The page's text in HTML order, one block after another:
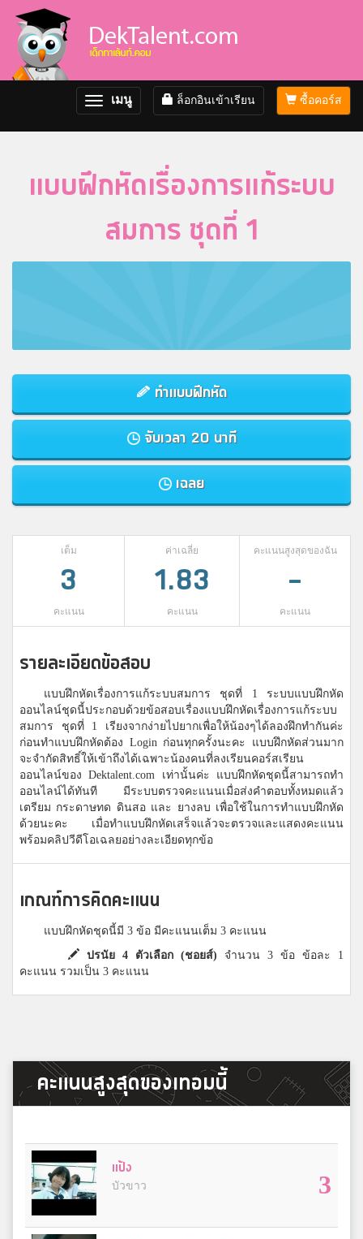
ซื้อคอร์ส
ล็อกอินเข้าเรียน
Toggle
navigation
เมนู
แบบฝึกหัดเรื่องการแก้ระบบ
สมการ ชุดที่ 1
ทำแบบฝึกหัด
จับเวลา 20 นาที
เฉลย
เต็ม
3
คะแนน
ค่าเฉลี่ย
1.83
คะแนน
คะแนนสูงสุดของฉัน
-
คะแนน
รายละเอียดข้อสอบ
แบบฝึกหัดเรื่องการแก้ระบบสมการ ชุดที่ 1 ระบบแบบฝึกหัด
ออนไลน์ชุดนี้ประกอบด้วยข้อสอบเรื่องแบบฝึกหัดเรื่องการแก้ระบบ
สมการ ชุดที่ 1 เรียงจากง่ายไปยากเพื่อให้น้องๆได้ลองฝึกทำกันค่ะ
ก่อนทำแบบฝึกหัดต้อง Login ก่อนทุกครั้งนะคะ แบบฝึกหัดส่วนมาก
จะจำกัดสิทธิ์ให้เข้าถึงได้เฉพาะน้องคนที่ลงเรียนคอร์สเรียน
ออนไลน์ของ Dektalent.com เท่านั้นค่ะ แบบฝึกหัดชุดนี้สามารถทำ
ออนไลน์ได้ทันที มีระบบตรวจคะแนนเมื่อส่งคำตอบทั้งหมดแล้ว
เตรียม กระดาษทด ดินสอ และ ยางลบ เพื่อใช้ในการทำแบบฝึกหัด
ด้วยนะคะ เมื่อทำแบบฝึกหัดเสร็จแล้วจะตรวจและแสดงคะแนน
พร้อมคลิปวีดีโอเฉลยอย่างละเอียดทุกข้อ
เกณฑ์การคิดคะแนน
แบบฝึกหัดชุดนี้มี 3 ข้อ มีคะแนนเต็ม 3 คะแนน
ปรนัย 4 ตัวเลือก (ชอยส์) จำนวน 3 ข้อ ข้อละ 1
คะแนน รวมเป็น 3 คะแนน
คะแนนสูงสุดของเทอมนี้
แป้ง
บัวขาว 3